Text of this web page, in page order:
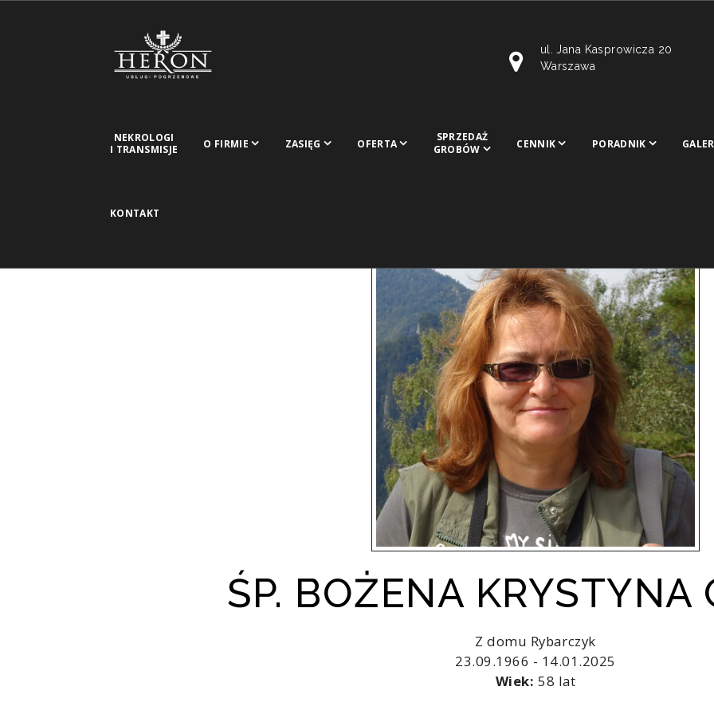
ul. Jana Kasprowicza 20
Warszawa
NEKROLOGI
I TRANSMISJE
O FIRMIE ZASIĘG OFERTA
SPRZEDAŻ
GROBÓW
CENNIK PORADNIK
KONTAKT
ŚP. BOŻENA KRYSTYNA
Z domu Rybarczyk
23.09.1966 - 14.01.2025
Wiek: 58 lat